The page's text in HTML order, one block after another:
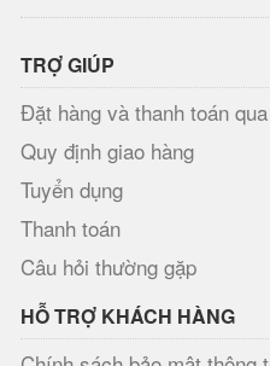
TRỢ GIÚP
Đặt hàng và thanh toán
Quy định giao hàng
Tuyển dụng
Thanh toán
Câu hỏi thường gặp
HỖ TRỢ KHÁCH HÀNG